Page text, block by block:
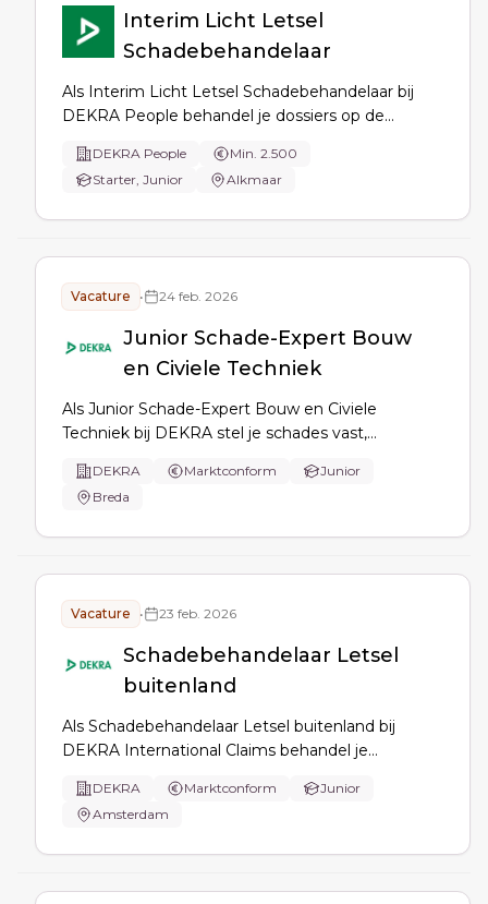
Interim Licht Letsel
Schadebehandelaar
Als Interim Licht Letsel Schadebehandelaar bij
DEKRA People behandel je dossiers op de
bouwt je eigen dossiers op, en krijgt toegang tot
trainingen en netwerkmogelijkheden. Een
DEKRA People
Min. 2.500
Starter, Junior
Alkmaar
Vacature • 24 feb. 2026
Junior Schade-Expert Bouw
en Civiele Techniek
Als Junior Schade-Expert Bouw en Civiele
Techniek bij DEKRA stel je schades vast,
schadetraject met verzekeraars en betrokken
partijen, van inspectie tot een helder rapport en
DEKRA Marktconform
Junior
Breda
Vacature • 23 feb. 2026
Schadebehandelaar Letsel
buitenland
Als Schadebehandelaar Letsel buitenland bij
DEKRA International Claims behandel je
tot Z: aansprakelijkheid en schadeomvang
beoordelen, beslissen en reserveren, intensief
DEKRA Marktconform
Junior
Amsterdam